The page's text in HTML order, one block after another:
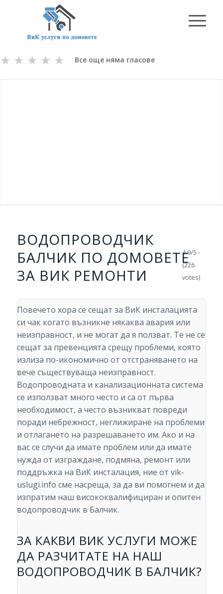
★
★
★
★
★ Все още няма гласове
ВОДОПРОВОДЧИК
БАЛЧИК ПО ДОМОВЕТЕ
ЗА ВИК РЕМОНТИ
Повечето хора се сещат за ВиК инсталацията
си чак когато възникне някаква авария или
неизправност, и не могат да я ползват. Те не се
сещат за превенцията срещу проблеми, която
излиза по-икономично от отстраняването на
вече съществуваща неизправност.
Водопроводната и канализационната система
се използват много често и са от първа
необходимост, а често възникват повреди
поради небрежност, неглижиране на проблеми
и отлагането на разрешаването им. Ако и на
вас се случи да имате проблем или да имате
нужда от изграждане, подмяна, ремонт или
поддръжка на ВиК инсталация, ние от vik-
uslugi.info сме насреща, за да ви помогнем и да
изпратим наш висококвалифициран и опитен
водопроводчик в Балчик.
ЗА КАКВИ ВИК УСЛУГИ МОЖЕ
ДА РАЗЧИТАТЕ НА НАШ
ВОДОПРОВОДЧИК В БАЛЧИК?
4.9/5 -
(226
votes)